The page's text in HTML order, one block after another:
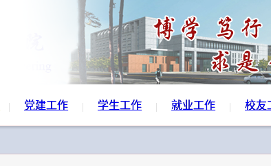
党建工作 学生工作 就业工作 校友